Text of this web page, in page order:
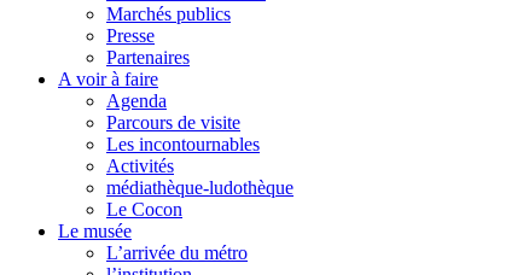
Marchés publics
Presse
Partenaires
A voir à faire
Agenda
Parcours de visite
Les incontournables
Activités
médiathèque-ludothèque
Le Cocon
Le musée
L’arrivée du métro